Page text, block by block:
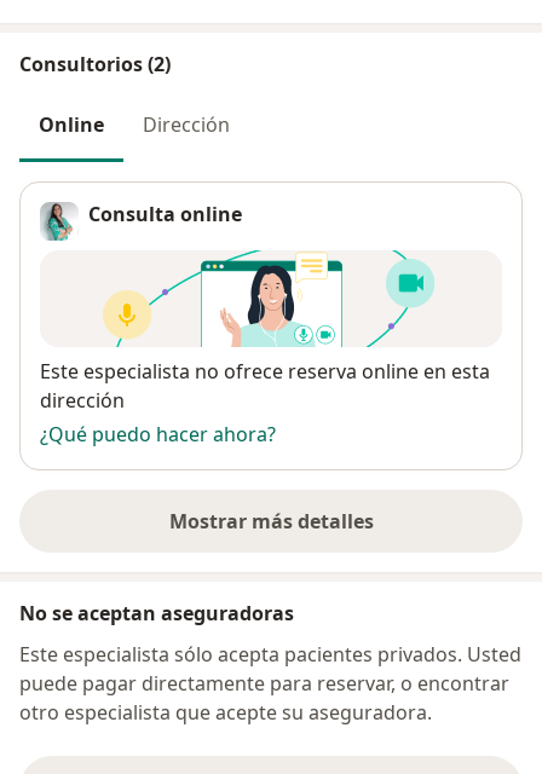
Consultorios (2)
Online Dirección
Consulta online
Disponibilidad
Este especialista no ofrece reserva online en esta
dirección
¿Qué puedo hacer ahora?
Mostrar más detalles
sobre la dirección
No se aceptan aseguradoras
Este especialista sólo acepta pacientes privados. Usted
puede pagar directamente para reservar, o encontrar
otro especialista que acepte su aseguradora.